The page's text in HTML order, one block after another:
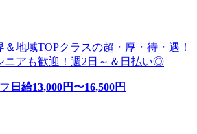
＆地域TOPクラスの超・厚・待・遇！
ニアも歓迎！週2日～＆日払い◎
日給13,000円〜16,500円